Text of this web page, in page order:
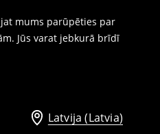
mums parūpēties par
Jūs varat jebkurā brīdī
Latvija (Latvia)